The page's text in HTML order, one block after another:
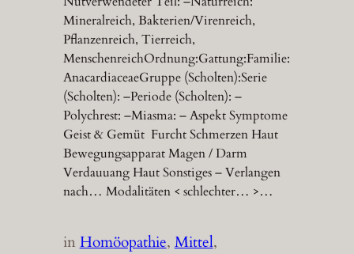
Mineralreich, Bakterien/Virenreich,
Pflanzenreich, Tierreich,
MenschenreichOrdnung:Gattung:Familie:
AnacardiaceaeGruppe (Scholten):Serie
(Scholten): –Periode (Scholten): –
Polychrest: –Miasma: – Aspekt Symptome
Geist & Gemüt Furcht Schmerzen Haut
Bewegungsapparat Magen / Darm
Verdauuang Haut Sonstiges – Verlangen
nach… Modalitäten < schlechter… >…
inHomöopathie, Mittel